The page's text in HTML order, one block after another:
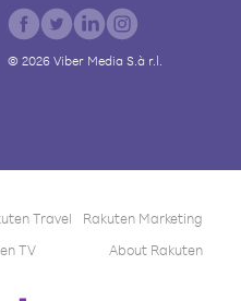
© 2026Viber Media S.à r.l.
Travel
Rakuten Marketing
TV About Rakuten